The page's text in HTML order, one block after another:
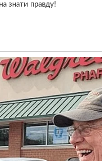
знати правду!